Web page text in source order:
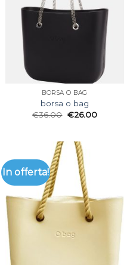
BORSA O BAG
borsa o bag
€36.00 €26.00
In offerta!